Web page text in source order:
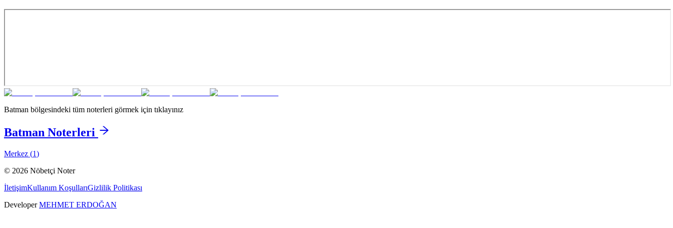
Batman bölgesindeki tüm noterleri görmek için tıklayınız
Batman Noterleri
Merkez (1)
© 2026 Nöbetçi Noter
İletişimKullanım KoşullarıGizlilik Politikası
DeveloperMEHMET ERDOĞAN